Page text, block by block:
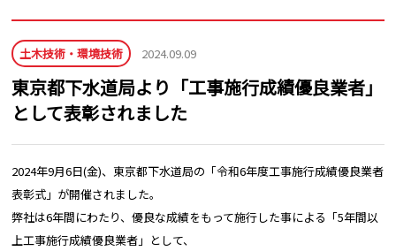
土木技術・環境技術 2024.09.09
東京都下水道局より「工事施行成績優良業者」
として表彰されました
2024年9月6日(金)、東京都下水道局の「令和6年度工事施行成績優良業者
表彰式」が開催されました。
弊社は6年間にわたり、優良な成績をもって施行した事による「5年間以
上工事施行成績優良業者」として、